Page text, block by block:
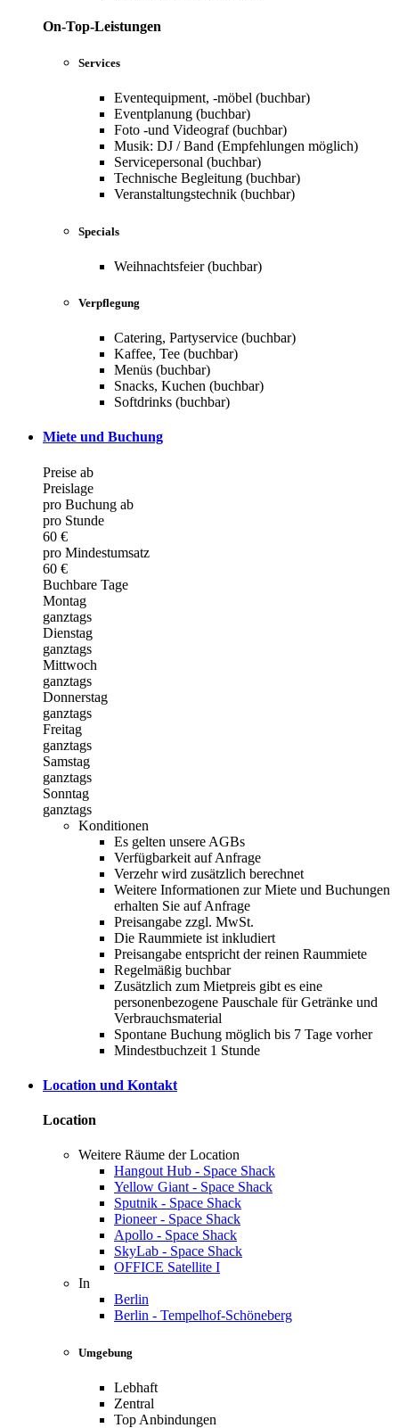
On-Top-Leistungen
Services
Eventequipment, -möbel (buchbar)
Eventplanung (buchbar)
Foto -und Videograf (buchbar)
Musik: DJ / Band (Empfehlungen möglich)
Servicepersonal (buchbar)
Technische Begleitung (buchbar)
Veranstaltungstechnik (buchbar)
Specials
Weihnachtsfeier (buchbar)
Verpflegung
Catering, Partyservice (buchbar)
Kaffee, Tee (buchbar)
Menüs (buchbar)
Snacks, Kuchen (buchbar)
Softdrinks (buchbar)
Miete und Buchung
Preise ab
Preislage
pro Buchung ab
pro Stunde
60 €
pro Mindestumsatz
60 €
Buchbare Tage
Montag
ganztags
Dienstag
ganztags
Mittwoch
ganztags
Donnerstag
ganztags
Freitag
ganztags
Samstag
ganztags
Sonntag
ganztags
Konditionen
Es gelten unsere AGBs
Verfügbarkeit auf Anfrage
Verzehr wird zusätzlich berechnet
Weitere Informationen zur Miete und Buchungen
erhalten Sie auf Anfrage
Preisangabe zzgl. MwSt.
Die Raummiete ist inkludiert
Preisangabe entspricht der reinen Raummiete
Regelmäßig buchbar
Zusätzlich zum Mietpreis gibt es eine
personenbezogene Pauschale für Getränke und
Verbrauchsmaterial
Spontane Buchung möglich bis 7 Tage vorher
Mindestbuchzeit 1 Stunde
Location und Kontakt
Location
Weitere Räume der Location
Hangout Hub - Space Shack
Yellow Giant - Space Shack
Sputnik - Space Shack
Pioneer - Space Shack
Apollo - Space Shack
SkyLab - Space Shack
OFFICE Satellite I
In
Berlin
Berlin - Tempelhof-Schöneberg
Umgebung
Lebhaft
Zentral
Top Anbindungen